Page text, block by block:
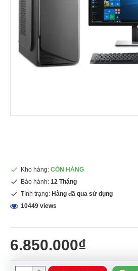
6.850.000₫
Kho hàng: CÒN HÀNG
Bảo hành: 12 Tháng
Tình trạng: Hàng đã qua sử dụng
10449 views